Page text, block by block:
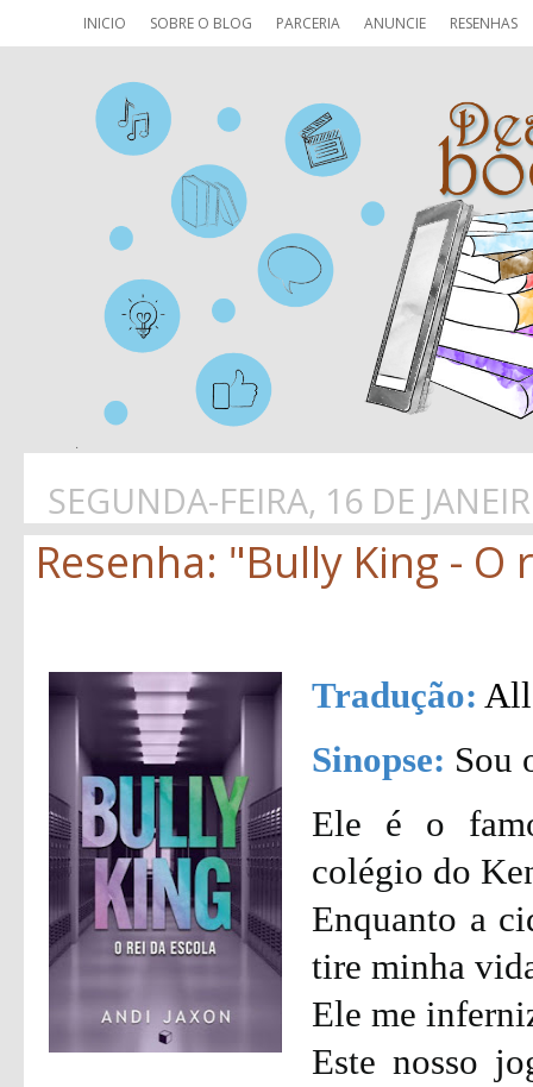
INICIO SOBRE O BLOG PARCERIA ANUNCIE RESENHAS
SEGUNDA-FEIRA, 16 DE
Resenha: "Bully King - O
Tradução:
Sinopse: Sou
Ele é o
colégio do
Enquanto a
tire minha
Ele me
Este nosso